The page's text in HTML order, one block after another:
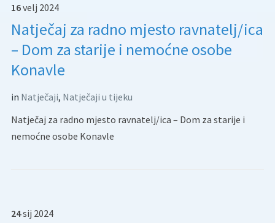
16velj 2024
Natječaj za radno mjesto ravnatelj/ica
– Dom za starije i nemoćne osobe
Konavle
in Natječaji, Natječaji u tijeku
Natječaj za radno mjesto ravnatelj/ica – Dom za starije i
nemoćne osobe Konavle
24sij 2024